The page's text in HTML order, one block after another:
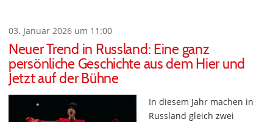
03. Januar 2026 um 11:00
Neuer Trend in Russland: Eine ganz
persönliche Geschichte aus dem Hier und
Jetzt auf der Bühne
In diesem Jahr machen in
Russland gleich zwei